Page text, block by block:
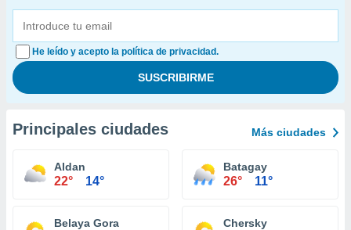
He leído y acepto la política de privacidad.
Principales ciudades Más ciudades
Aldan
22° 14°
Batagay
26° 11°
Belaya Gora Chersky